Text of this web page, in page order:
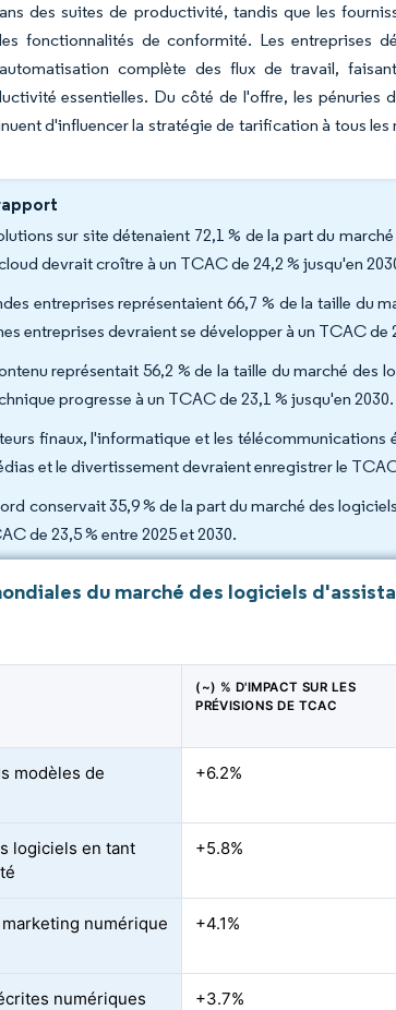
des suites de productivité, tandis que les
fonctionnalités de conformité. Les entreprises
complète des flux de travail,
essentielles. Du côté de l'offre, les pénuries
d'influencer la stratégie de tarification à tous
sur site détenaient 72,1 % de la part du
devrait croître à un TCAC de 24,2 % jusqu'en
entreprises représentaient 66,7 % de la taille du
entreprises devraient se développer à un TCAC de
représentait 56,2 % de la taille du marché des
progresse à un TCAC de 23,1 % jusqu'en 2030.
finaux, l'informatique et les télécommunications
et le divertissement devraient enregistrer le
conservait 35,9 % de la part du marché des
de 23,5 % entre 2025 et 2030.
du marché des logiciels
(~) % D'IMPACT SUR LES
PRÉVISIONS DE TCAC
modèles de
+6.2%
logiciels en tant
+5.8%
numérique +4.1%
numériques
+3.7%